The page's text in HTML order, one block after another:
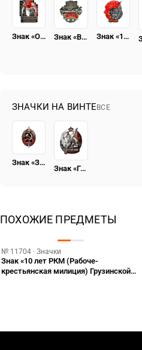
Знак «Отличник социалистического соревнования Наркомугля» [тип 4] Знак «ВССР. Всесоюзный союз строительных рабочих» Знак «15 лет Татарской АССР» [тип 2]
ЗНАЧКИ НА ВИНТЕВСЕ
Знак «Заслуженный работник НКВД»
Знак «Герою Революционного движения 1917-1918 гг.» [тип 7]
ПОХОЖИЕ ПРЕДМЕТЫ
№ 11704 · Значки
Знак «10 лет РКМ (Рабоче-
крестьянская милиция) Грузинской